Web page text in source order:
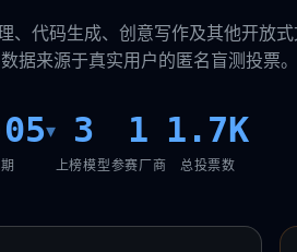
、代码生成、创意写作及其他开放
据来源于真实用户的匿名盲测投票。
▾ 3
上榜模型
1
参赛厂商
1.7K
总投票数